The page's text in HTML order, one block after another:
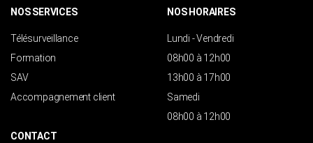
NOS SERVICES
Télésurveillance
Formation
SAV
Accompagnement client
NOS HORAIRES
Lundi - Vendredi
08h00 à 12h00
13h00 à 17h00
Samedi
08h00 à 12h00
CONTACT